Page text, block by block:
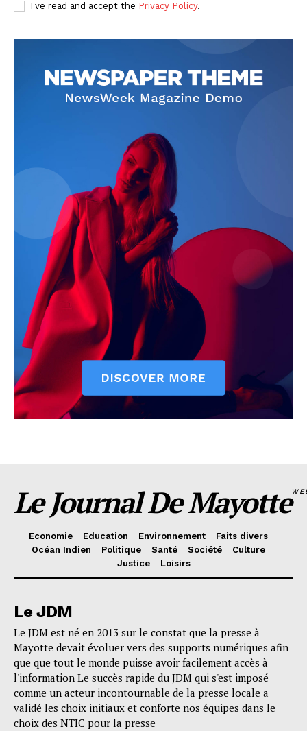
I've read and accept the Privacy Policy.
Le Journal De Mayotte
Economie Education Environnement
Faits divers
Océan Indien
Politique Santé Société
Culture
Justice
Loisirs
Le JDM
Le JDM est né en 2013 sur le constat que la presse à
Mayotte devait évoluer vers des supports numériques afin
que que tout le monde puisse avoir facilement accès à
l'information Le succès rapide du JDM qui s'est imposé
comme un acteur incontournable de la presse locale a
validé les choix initiaux et conforte nos équipes dans le
choix des NTIC pour la presse